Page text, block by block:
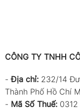
CÔNG TY TNHH
-Địa chỉ: 232/14
Thành Phố Hồ Chí
- Mã Số Thuế: